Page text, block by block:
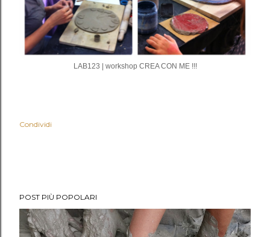
LAB123 | workshop CREA CON ME !!!
Condividi
POST PIÙ POPOLARI